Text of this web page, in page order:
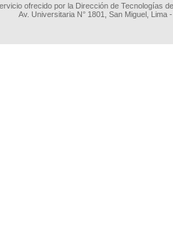
ofrecido por la Dirección de Tecnologías
Av. Universitaria N° 1801, San Miguel,